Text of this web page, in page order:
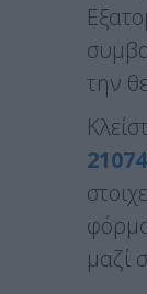
την
μαζί